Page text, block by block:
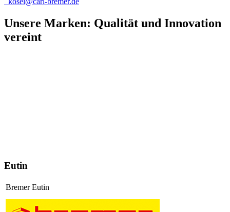
Unsere Marken: Qualität und Innovation
vereint
Eutin
Bremer Eutin